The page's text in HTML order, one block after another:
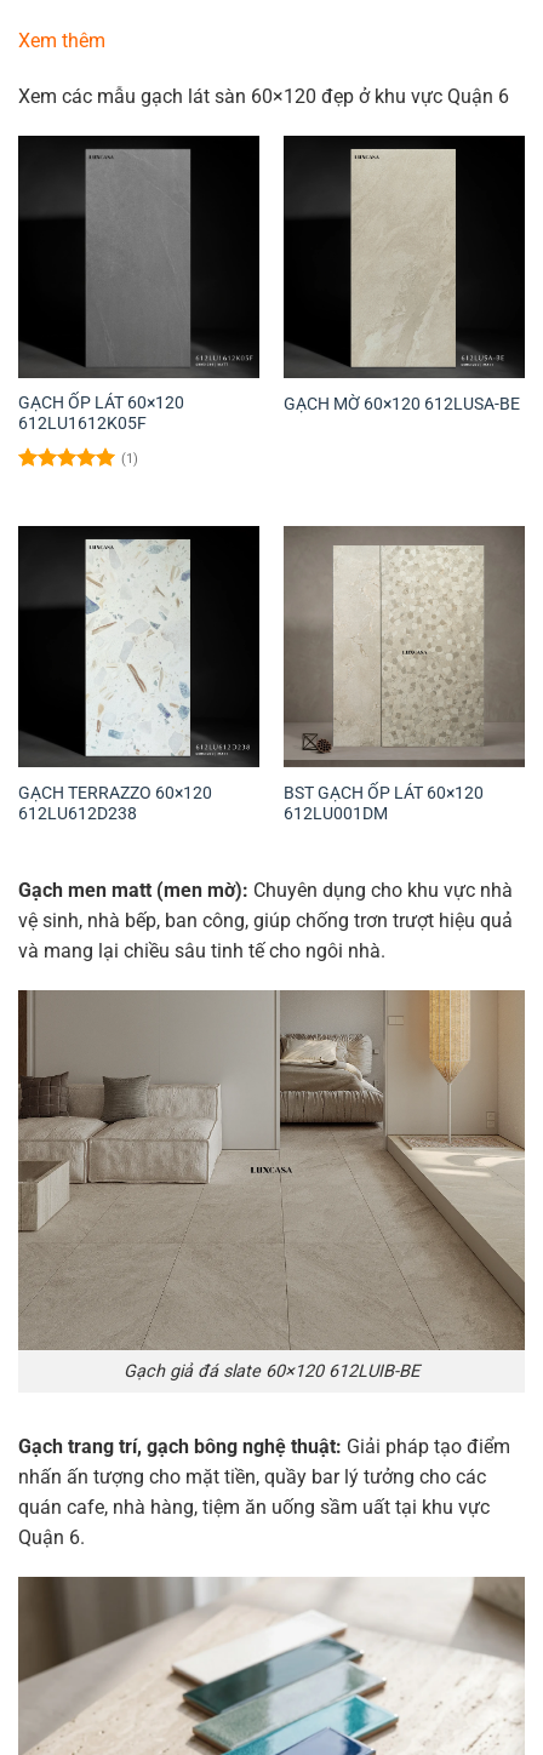
Xem thêm
Xem các mẫu gạch lát sàn 60×120 đẹp ở khu vực Quận 6
GẠCH ỐP LÁT 60×120
612LU1612K05F
5 sao
(1)
GẠCH MỜ 60×120 612LUSA-BE
GẠCH TERRAZZO 60×120
612LU612D238
BST GẠCH ỐP LÁT 60×120
612LU001DM
Gạch men matt (men mờ): Chuyên dụng cho khu vực nhà
vệ sinh, nhà bếp, ban công, giúp chống trơn trượt hiệu quả
và mang lại chiều sâu tinh tế cho ngôi nhà.
Gạch giả đá slate 60×120 612LUIB-BE
Gạch trang trí, gạch bông nghệ thuật: Giải pháp tạo điểm
nhấn ấn tượng cho mặt tiền, quầy bar lý tưởng cho các
quán cafe, nhà hàng, tiệm ăn uống sầm uất tại khu vực
Quận 6.